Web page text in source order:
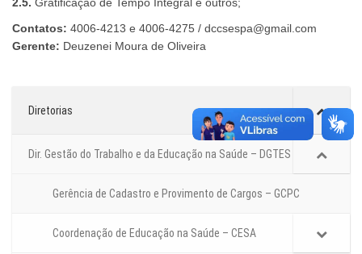
Contatos: 4006-4213 e 4006-4275 / dccsespa@gmail.com
Gerente: Deuzenei Moura de Oliveira
Diretorias
Dir. Gestão do Trabalho e da Educação na Saúde – DGTES
Gerência de Cadastro e Provimento de Cargos – GCPC
Coordenação de Educação na Saúde – CESA